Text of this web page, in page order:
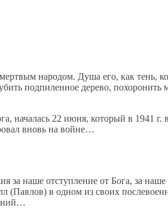
народом. Душа его, как тень,
подпиленное дерево, похоронить
началась 22 июня, который в 1941
вновь на войне…
наше отступление от Бога, за
(Павлов) в одном из своих